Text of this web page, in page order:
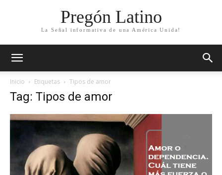
Pregón Latino
La Señal informativa de una América Unida!
Inicio Etiquetas Tipos de amor
Tag: Tipos de amor